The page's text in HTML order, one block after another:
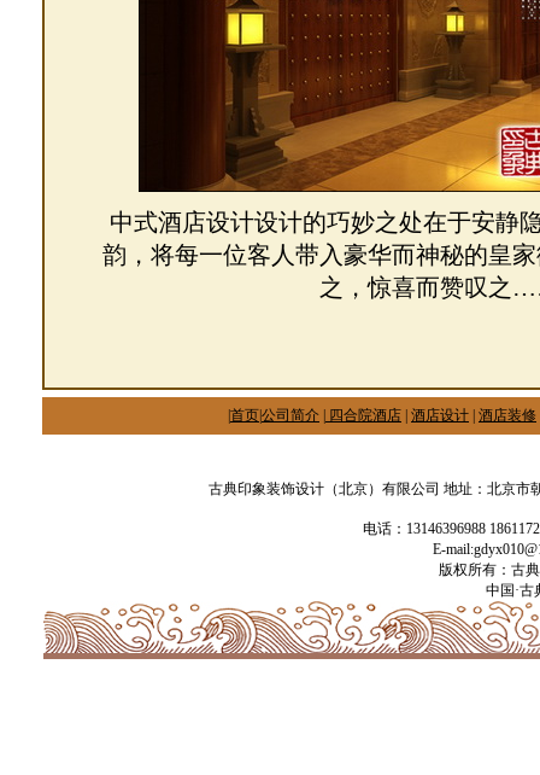
中式酒店设计设计的巧妙之处在于安静
韵，将每一位客人带入豪华而神秘的皇
之，惊喜而赞叹之
首页公司简介 四合院酒店 酒店设计 酒店装修
古典印象装饰设计（北京）有限公司 地址：北京
电话：13146396988
E-
版权所有：古
中国·古